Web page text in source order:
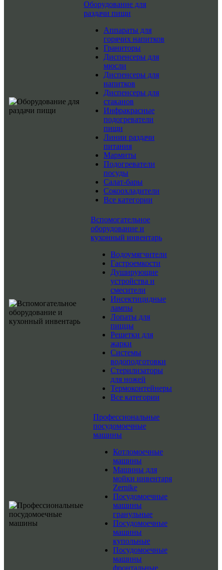
Оборудование для
раздачи пищи
Аппараты для
горячих напитков
Граниторы
Диспенсеры для
мюсли
Диспенсеры для
напитков
Диспенсеры для
стаканов
Инфракрасные
подогреватели
пищи
Линии раздачи
питания
Мармиты
Подогреватели
посуды
Салат-бары
Сокоохладители
Все категории
Вспомогательное
оборудование и
кухонный инвентарь
Водоумягчители
Гастроемкости
Душирующие
устройства и
смесители
Инсектицидные
лампы
Лопаты для
пиццы
Решетки для
жарки
Системы
водоподготовки
Стерилизаторы
для ножей
Термоконтейнеры
Все категории
Профессиональные
посудомоечные
машины
Котломоечные
машины
Машины для
мойки инвентаря
Zernike
Посудомоечные
машины
гранульные
Посудомоечные
машины
купольные
Посудомоечные
машины
фронтальные